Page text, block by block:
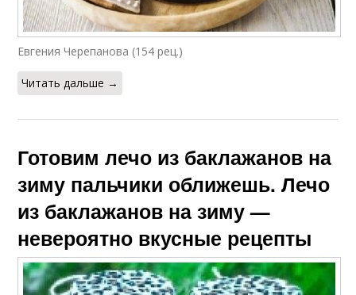
Евгения Черепанова (154 рец.)
Читать дальше →
Готовим лечо из баклажанов на
зиму пальчики оближешь. Лечо
из баклажанов на зиму —
невероятно вкусные рецепты